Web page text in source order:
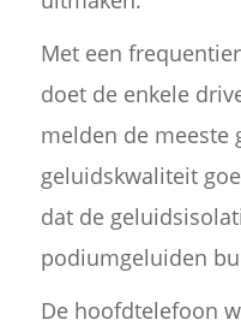
Met een
doet de enkele
melden de meeste
geluidskwaliteit
dat de
podiumgeluiden
De hoofdtelefoon